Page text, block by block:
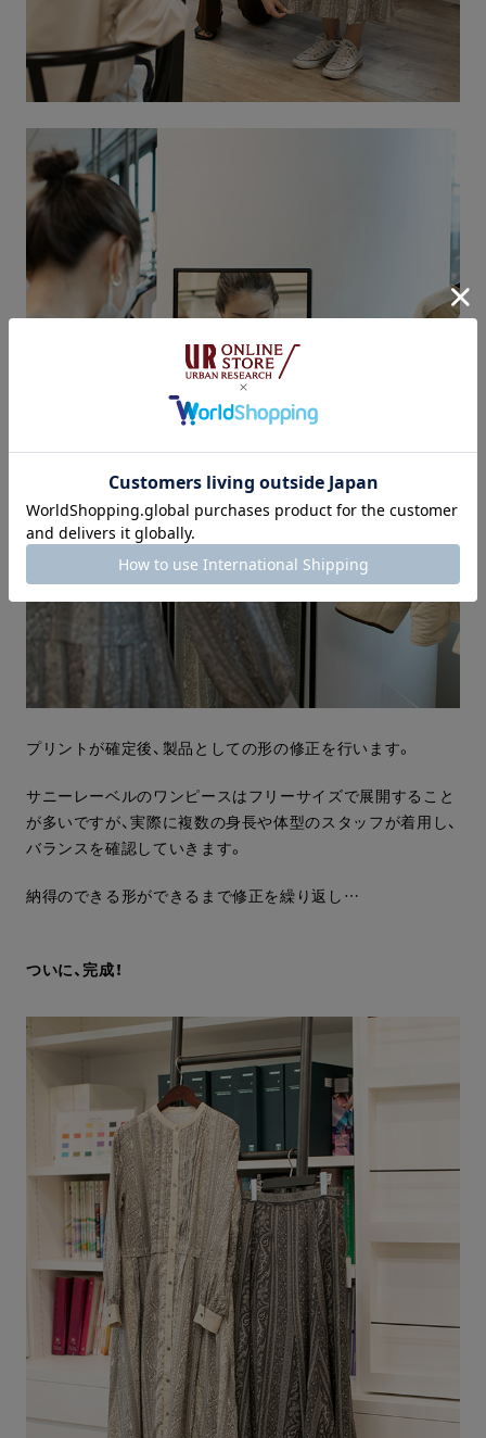
プリントが確定後、製品としての形の修正を行います。
サニーレーベルのワンピースはフリーサイズで展開すること
が多いですが、実際に複数の身長や体型のスタッフが着用し、
バランスを確認していきます。
納得のできる形ができるまで修正を繰り返し…
ついに、完成！